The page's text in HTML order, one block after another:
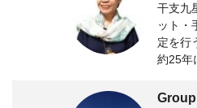
干支九
ット・
定を行
約25年